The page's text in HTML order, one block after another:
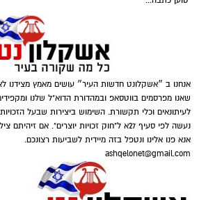
במסגרת הפעילות עוכבו לחקירה
דוברות המשטרה
במסגרת פעילות יזומה של בלשי
אשקלון נגד מחוללי פשיעה בעיר,
מספר חשודים. הבלשים ביצעו
ולאחר זמן קצר עצרו אותו לבדיקת
אנחנו ב ״אשקלונט חדשות העיר״ עושים מאמץ מצידנו
שאנו מפרסמים בווטסאפ ובמהדורת הדוא"ל שלנו
לעיתונאים וכלי תקשורת. השימוש ביצירות שבעל
נעשה לפי סעיף 27א ל"חוק זכויות יוצרים". אם
אנא פנו אלינו ונטפל בזה מיידית לשביעות רצונכם.
ashqelonet@gmail.com